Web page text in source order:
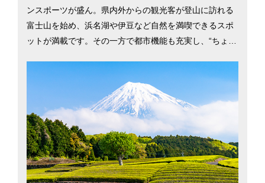
ンスポーツが盛ん。県内外からの観光客が登山に訪れる
富士山を始め、浜名湖や伊豆など自然を満喫できるスポ
ットが満載です。その一方で都市機能も充実し、“ちょう
年には静岡市の、親目線に立った子育て支援が高い評価
を受け、「共働き 子育てしやすい街（地方都市編）」で
1位に。静岡県の二大都市、静岡市と浜松市での暮らしを
考える際に役立つ、さまざまな移住情報を掲載していま
す。